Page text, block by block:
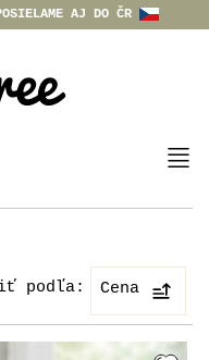
AJ DO ČR
podľa: Cena